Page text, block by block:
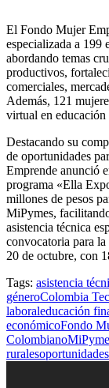
El Fondo Mujer
especializada a 199
abordando temas
productivos,
comerciales,
Además, 121
virtual en educación
Destacando su
de oportunidades
Emprende anunció
programa «Ella
millones de pesos
MiPymes,
asistencia técnica
convocatoria para la
20 de octubre, con
Tags: asistencia
géneroColombia
laboraleducación
económicoFondo
Colombiano
rurales